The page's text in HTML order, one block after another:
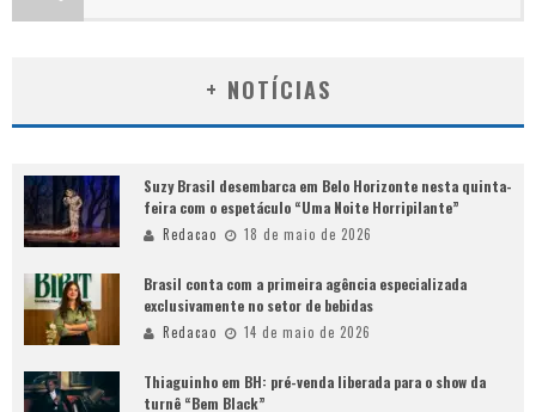
+ NOTÍCIAS
Suzy Brasil desembarca em Belo Horizonte nesta quinta-
feira com o espetáculo “Uma Noite Horripilante”
Redacao 18 de maio de 2026
Brasil conta com a primeira agência especializada
exclusivamente no setor de bebidas
Redacao 14 de maio de 2026
Thiaguinho em BH: pré-venda liberada para o show da
turnê “Bem Black”